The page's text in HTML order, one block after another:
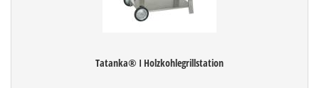
Tatanka® I Holzkohlegrillstation